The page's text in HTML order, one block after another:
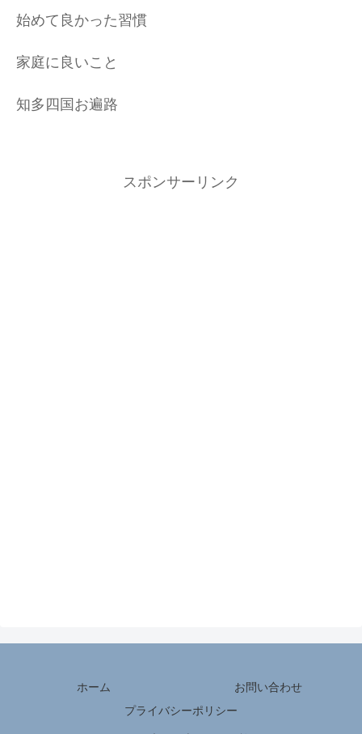
始めて良かった習慣
家庭に良いこと
知多四国お遍路
スポンサーリンク
ホーム
お問い合わせ
プライバシーポリシー